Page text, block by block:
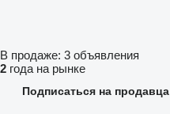
В продаже: 3 объявления
2 года на рынке
Подписаться на продавца